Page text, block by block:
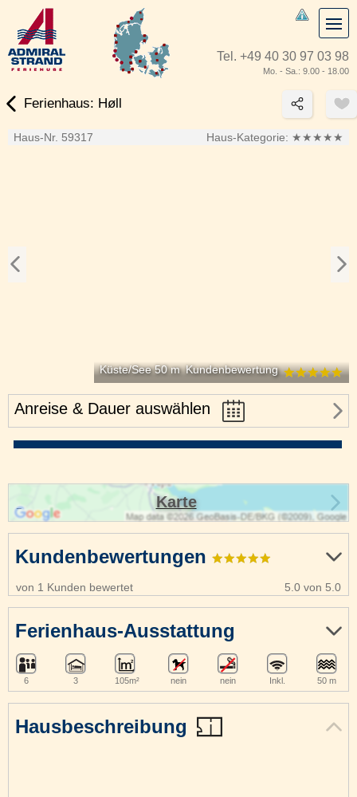
Tel. +49 40 30 97 03 98
Mo. - Sa.: 9.00 - 18.00
Ferienhaus: Høll
Haus-Nr. 59317 Haus-Kategorie: ★★★★★
Küste/See 50 m Kundenbewertung
Anreise & Dauer auswählen
Hausbeschreibung
Kundenbewertungen
von 1 Kunden bewertet 5.0 von 5.0
Ferienhaus-Ausstattung
6 3 105m² nein nein Inkl. 50 m
Karte